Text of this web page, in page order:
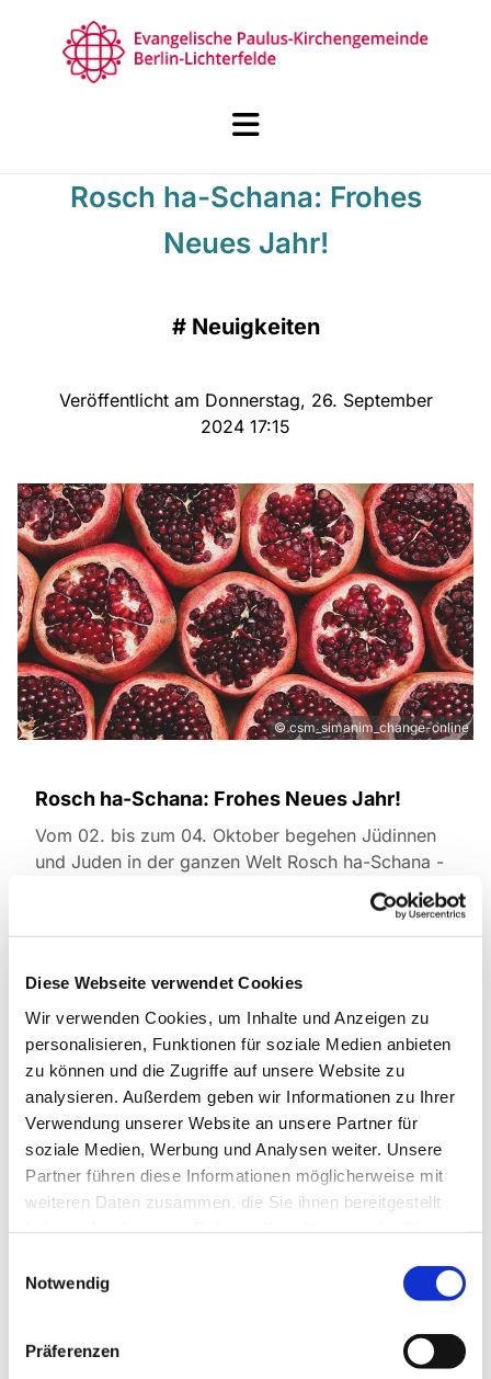
Diese Webseite verwendet Cookies
Wir verwenden Cookies, um Inhalte und Anzeigen zu
personalisieren, Funktionen für soziale Medien anbieten
zu können und die Zugriffe auf unsere Website zu
analysieren. Außerdem geben wir Informationen zu Ihrer
Verwendung unserer Website an unsere Partner für
soziale Medien, Werbung und Analysen weiter. Unsere
Partner führen diese Informationen möglicherweise mit
weiteren Daten zusammen, die Sie ihnen bereitgestellt
Notwendig
Präferenzen
Rosch ha-Schana: Frohes
Neues Jahr!
# Neuigkeiten
Veröffentlicht am Donnerstag, 26. September
2024 17:15
© csm_simanim_change-online
Rosch ha-Schana: Frohes Neues Jahr!
Vom 02. bis zum 04. Oktober begehen Jüdinnen
und Juden in der ganzen Welt Rosch ha-Schana -
sie feiern das Neue Jahr, das an die Schöpfung
Neujahrsfest in diesem Jahr nicht versüßen. Über
100 Geiseln noch in der Gewalt der Hamas,
Terroranschläge aus Tunneln, gestern nun
Raketenhagel auf Israel aus dem Iran.
Und dennoch und umso mehr: Wir wünschen
unseren jüdischen Mitbürgern ein Frohes neues
Jahr!
Hier vom mdr mehrzu Ursprung, Bräuchen und
Gedanken an Rosch ha-Schana 2024